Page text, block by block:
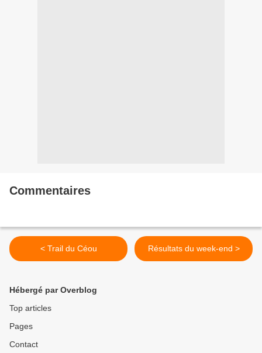
Commentaires
< Trail du Céou Résultats du week-end >
Hébergé par Overblog
Top articles
Pages
Contact